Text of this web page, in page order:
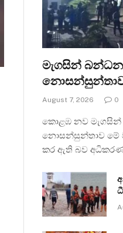
මැගසින්
August 7, 2026 0
කොළඹ නව මැගසින්
නොසන්සුන්තාව මේ
කර ඇති බව